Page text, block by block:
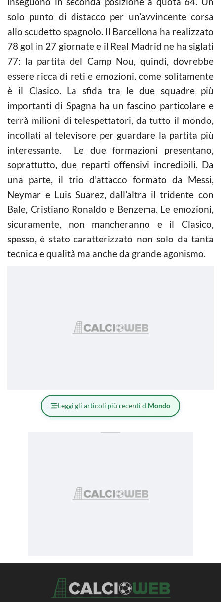
solo punto di distacco per un’avvincente corsa
allo scudetto spagnolo. Il Barcellona ha realizzato
78 gol in 27 giornate e il Real Madrid ne ha siglati
77: la partita del Camp Nou, quindi, dovrebbe
essere ricca di reti e emozioni, come solitamente
è il Clasico. La sfida tra le due squadre più
importanti di Spagna ha un fascino particolare e
terrà milioni di telespettatori, da tutto il mondo,
incollati al televisore per guardare la partita più
interessante. Le due formazioni presentano,
soprattutto, due reparti offensivi incredibili. Da
una parte, il trio d’attacco formato da Messi,
Neymar e Luis Suarez, dall’altra il tridente con
Bale, Cristiano Ronaldo e Benzema. Le emozioni,
sicuramente, non mancheranno e il Clasico,
spesso, è stato caratterizzato non solo da tanta
tecnica e qualità ma anche da grande agonismo.
Leggi gli articoli più recenti diMondo